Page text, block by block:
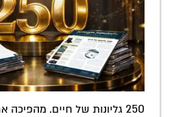
250 גליונות של חיים. מהפיכה אחת • טור חגיגי